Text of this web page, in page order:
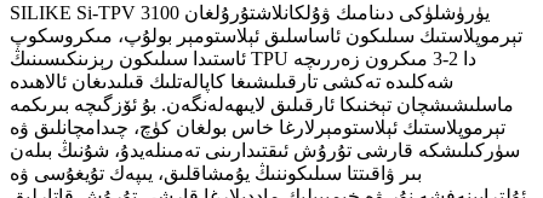
SILIKE Si-TPV 3100 يۈرۈشلۈكى دىنامىك ۋۇلكانلاشتۇرۇلغان
تېرموپلاستىك سىلىكون ئاساسلىق ئېلاستومېر بولۇپ، مىكروسكوپ
ئاستىدا سىلىكون رېزىنكىسىنىڭ TPU دا 2-3 مىكرون زەررىچە
شەكلىدە تەكشى تارقىلىشىغا كاپالەتلىك قىلىدىغان ئالاھىدە
ماسلىشىشچان تېخنىكا ئارقىلىق لايىھەلەنگەن. بۇ ئۆزگىچە بىرىكمە
تېرموپلاستىك ئېلاستومېرلارغا خاس بولغان كۈچ، چىدامچانلىق ۋە
سۈركىلىشكە قارشى تۇرۇش ئىقتىدارىنى تەمىنلەيدۇ، شۇنىڭ بىلەن
بىر ۋاقىتتا سىلىكوننىڭ يۇمشاقلىق، يىپەك تۇيغۇسى ۋە